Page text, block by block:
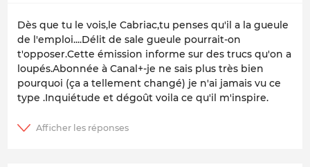
Dès que tu le vois,le Cabriac,tu penses qu'il a la gueule
de l'emploi....Délit de sale gueule pourrait-on
t'opposer.Cette émission informe sur des trucs qu'on a
loupés.Abonnée à Canal+-je ne sais plus très bien
pourquoi (ça a tellement changé) je n'ai jamais vu ce
type .Inquiétude et dégoût voila ce qu'il m'inspire.